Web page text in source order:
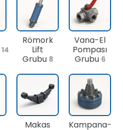
14
Römork
Lift
Grubu 8
Vana-El
Pompası
Grubu 6
Makas
Kampana-